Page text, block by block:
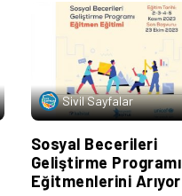
Sivil Sayfalar
Sosyal Becerileri
Geliştirme Programı
Eğitmenlerini Arıyor